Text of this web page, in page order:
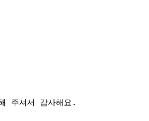
주셔서 감사해요.